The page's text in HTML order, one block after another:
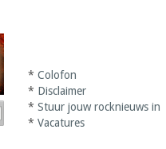
*Colofon
* Disclaimer
*Stuur jouw rocknieuws in
*Vacatures